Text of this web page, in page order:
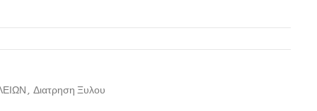
, Διατρηση Ξυλου